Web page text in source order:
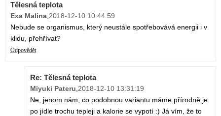
Tělesná teplota
Exa Malina,2018-12-10 10:44:59
Nebude se organismus, který neustále spotřebovává energii i v
klidu, přehřívat?
Odpovědět
Re: Tělesná teplota
Miyuki Pateru,2018-12-10 13:31:19
Ne, jenom nám, co podobnou variantu máme přírodně je
po jídle trochu tepleji a kalorie se vypotí :) Já vím, že to